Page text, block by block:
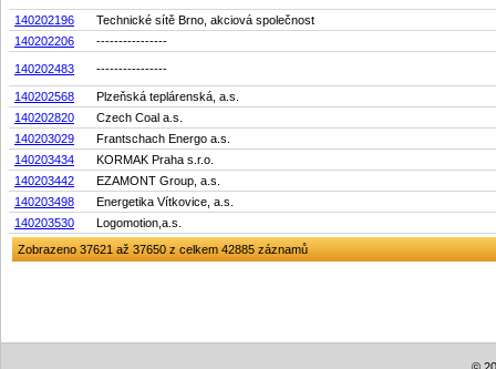
140202196
Technické sítě Brno, akciová společnost
140202206
----------------
140202483 ----------------
140202568
Plzeňská teplárenská, a.s.
140202820
Czech Coal a.s.
140203029
Frantschach Energo a.s.
140203434
KORMAK Praha s.r.o.
140203442
EZAMONT Group, a.s.
140203498
Energetika Vítkovice, a.s.
140203530
Logomotion,a.s.
Zobrazeno 37621 až 37650 z celkem 42885 záznamů